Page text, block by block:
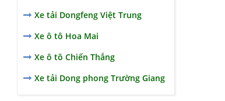
Xe tải Dongfeng Việt Trung
Xe ô tô Hoa Mai
Xe ô tô Chiến Thắng
Xe tải Dong phong Trường Giang